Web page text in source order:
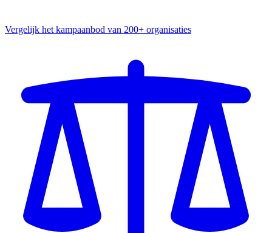
Vergelijk het kampaanbod van 200+ organisaties